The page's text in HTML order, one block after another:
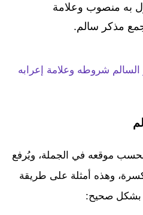
به منصوب وعلامة
جمع مذكر سالم.
شروطه وعلامة إعرابه
موقعه في الجملة، ويُرفع
وهذه أمثلة على طريقة
بشكل صحيح: